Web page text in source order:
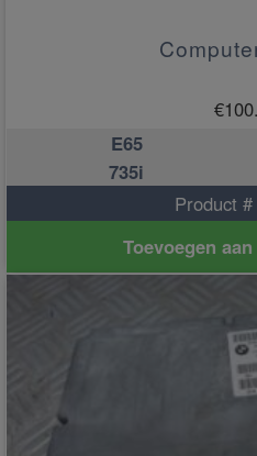
€
E65
735i
Product
Toevoegen